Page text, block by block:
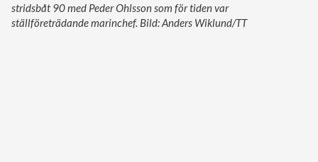
stridsbåt 90 med Peder Ohlsson som för tiden var
ställföreträdande marinchef. Bild: Anders Wiklund/TT